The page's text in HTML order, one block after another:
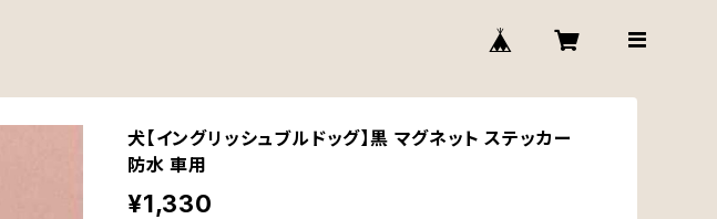
犬【イングリッシュブルドッグ】黒 マグネット ステッカー
防水 車用
¥1,330